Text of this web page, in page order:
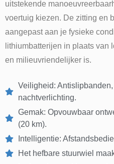
uitstekende
voertuig kiezen. De zitting en
aangepast aan je fysieke
lithiumbatterijen in plaats van
en milieuvriendelijker is.
Veiligheid:
nachtverlichting.
Gemak: Opvouwbaar
(20 km).
Intelligentie:
Het hefbare stuurwiel